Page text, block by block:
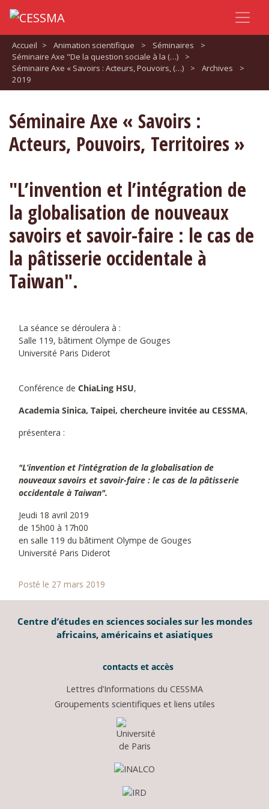
Accueil > Animation scientifique > Séminaires
>
Séminaire Axe "De la question sociale à la (…)
>
Séminaire Axe « Savoirs : Acteurs, Pouvoirs, (…)
> Archives
>
2019
Séminaire Axe « Savoirs :
Acteurs, Pouvoirs, Territoires »
"L’invention et l’intégration de
la globalisation de nouveaux
savoirs et savoir-faire : le cas de
la pâtisserie occidentale à
Taiwan".
La séance se déroulera à :
Salle 119, bâtiment Olympe de Gouges
Université Paris Diderot
Conférence de ChiaLing HSU,
Academia Sinica, Taipei, chercheure invitée au CESSMA,
présentera :
"L’invention et l’intégration de la globalisation de
nouveaux savoirs et savoir-faire : le cas de la pâtisserie
occidentale à Taiwan".
Jeudi 18 avril 2019
de 15h00 à 17h00
en salle 119 du bâtiment Olympe de Gouges
Université Paris Diderot
Posté le 27 mars 2019
Centre d’études en sciences sociales sur les mondes
africains, américains et asiatiques
contacts et accès
Lettres d’Informations du CESSMA
Groupements scientifiques et liens utiles